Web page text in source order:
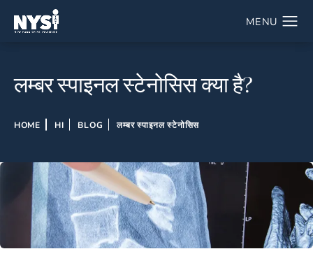
लम्बर स्पाइनल स्टेनोसिस क्या है?
HOME HI BLOG लम्बर स्पाइनल स्टेनोसिस